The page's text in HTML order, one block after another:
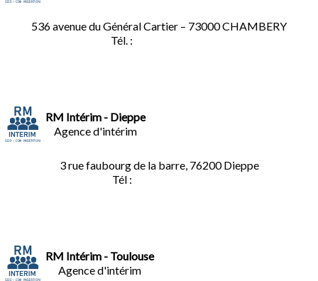
536 avenue du Général Cartier – 73000 CHAMBERY
Tél. :
RM Intérim - Dieppe
Agence d'intérim
3 rue faubourg de la barre, 76200 Dieppe
Tél :
RM Intérim - Toulouse
Agence d'intérim